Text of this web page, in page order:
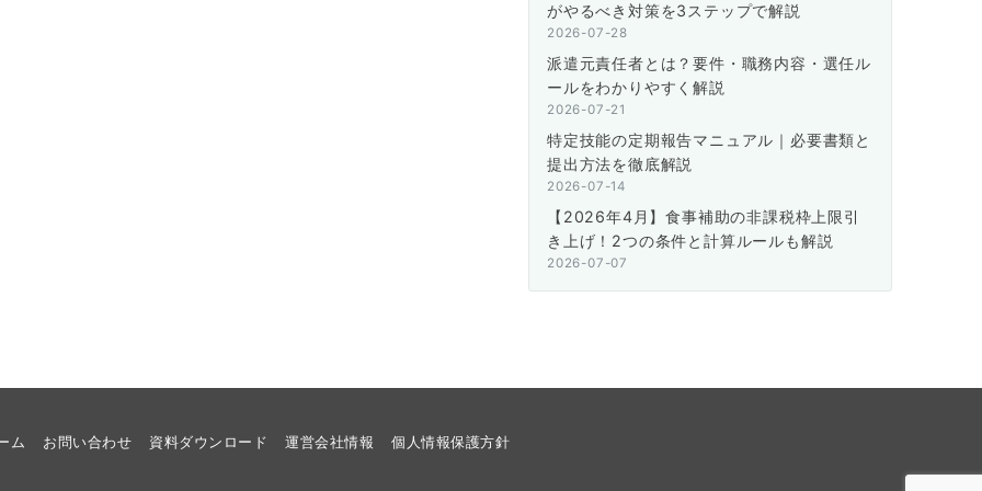
がやるべき対策を3ステップで解説
2026-07-28
派遣元責任者とは？要件・職務内容・選任ル
ールをわかりやすく解説
2026-07-21
特定技能の定期報告マニュアル｜必要書類と
提出方法を徹底解説
2026-07-14
【2026年4月】食事補助の非課税枠上限引
き上げ！2つの条件と計算ルールも解説
2026-07-07
ム お問い合わせ 資料ダウンロード 運営会社情報 個人情報保護方針